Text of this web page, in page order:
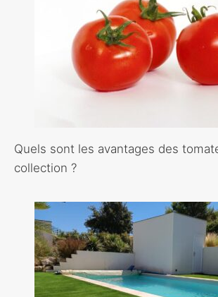
Quels sont les avantages des
collection ?